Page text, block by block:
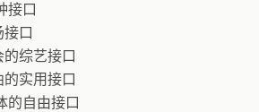
接口
口
综艺接口
实用接口
的自由接口